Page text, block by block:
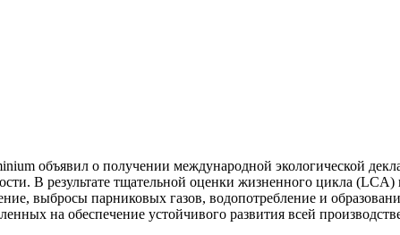
объявил о получении международной экологической
В результате тщательной оценки жизненного цикла (LCA)
выбросы парниковых газов, водопотребление и
на обеспечение устойчивого развития всей